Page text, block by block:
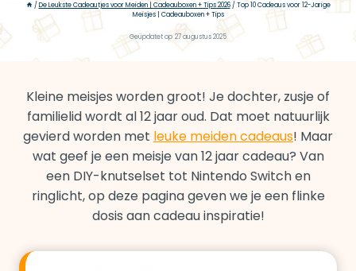
/ De Leukste Cadeautjes voor Meiden | Cadeauboxen + Tips 2026 / Top 10 Cadeaus voor 12-Jarige
Meisjes | Cadeauboxen + Tips
Geüpdatet op 27 augustus 2025
Kleine meisjes worden groot! Je dochter, zusje of
familielid wordt al 12 jaar oud. Dat moet natuurlijk
gevierd worden met leuke meiden cadeaus! Maar
wat geef je een meisje van 12 jaar cadeau? Van
een DIY-knutselset tot Nintendo Switch en
ringlicht, op deze pagina geven we je een flinke
dosis aan cadeau inspiratie!